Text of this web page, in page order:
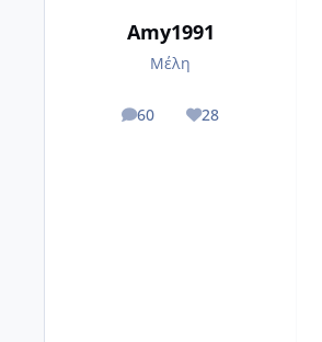
Amy1991
Μέλη
60
posts 28
Reputation